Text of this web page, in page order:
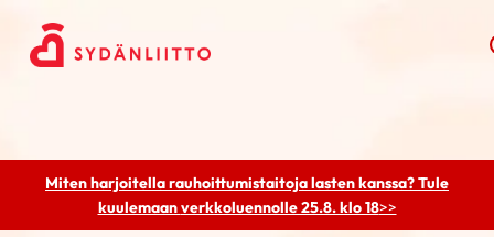
Miten harjoitella rauhoittumistaitoja lasten kanssa? Tule
kuulemaanverkkoluennolle 25.8. klo 18>>